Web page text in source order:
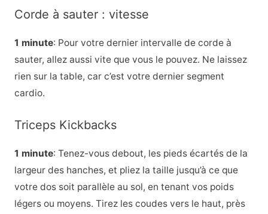
Corde à sauter : vitesse
1 minute: Pour votre dernier intervalle de corde à
sauter, allez aussi vite que vous le pouvez. Ne laissez
rien sur la table, car c’est votre dernier segment
cardio.
Triceps Kickbacks
1 minute: Tenez-vous debout, les pieds écartés de la
largeur des hanches, et pliez la taille jusqu’à ce que
votre dos soit parallèle au sol, en tenant vos poids
légers ou moyens. Tirez les coudes vers le haut, près